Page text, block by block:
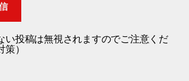
い投稿は無視されますのでご注意くだ
）